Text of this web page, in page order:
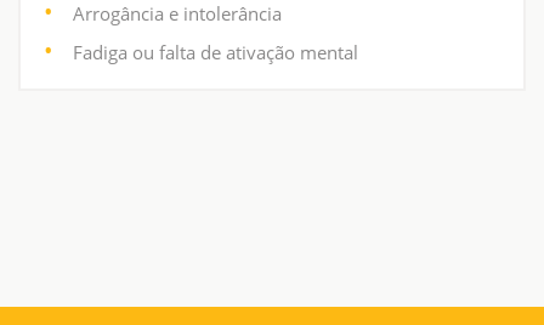
Arrogância e intolerância
Fadiga ou falta de ativação mental